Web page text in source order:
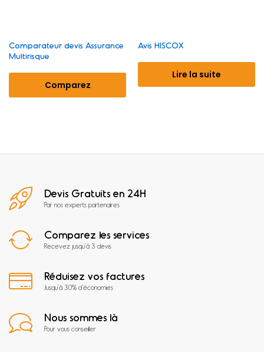
Comparateur devis Assurance
Multirisque
Comparez
Avis HISCOX
Lire la suite
Devis Gratuits en 24H
Par nos experts partenaires
Comparez les services
Recevez jusqu'à 3 devis
Réduisez vos factures
Jusqu'à 30% d'économies
Nous sommes là
Pour vous conseiller